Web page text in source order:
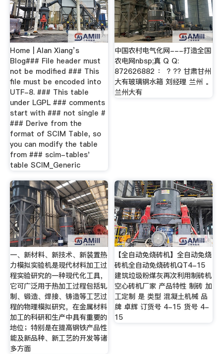
Home | Alan Xiang’s
Blog### File header must
not be modified ### This
file must be encoded into
UTF-8. ### This table
under LGPL ### comments
start with ### not single #
### Derive from the
format of SCIM Table, so
you can modify the table
from ### scim-tables'
table SCIM_Generic
中国农村电气化网---打造全国
农电网nbsp;真 Q Q:
872626882 ： ? ?? 甘肃甘州
大有玻璃钢水箱 刘经理 兰州 。
兰州大有
一、新材料、新技术、新装置热
力模拟实验机是现代材料加工过
程实验研究的一种现代化工具，
它可广泛用于热加工过程包括轧
制、锻造、焊接、铸造等工艺过
程的物理模拟研究，在金属材料
加工的科研和生产中具有重要的
地位；特别是在提高钢铁产品性
能及新品种、新工艺的开发等诸
多方面
【全自动免烧砖机】全自动免烧
砖机全自动免烧砖机QT4-15
建筑垃圾粉煤灰再次利用制砖机
空心砖机厂家 产品特性 制砖 加
工定制 是 类型 混凝土机械 品
牌 卓辉 订货号 4-15 货号 4-
15